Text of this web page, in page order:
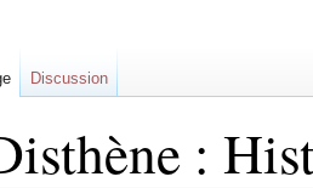
:
Discussion